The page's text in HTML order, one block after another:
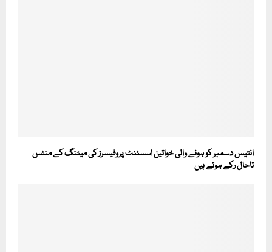
انتیس دسمبر کو ہونے والی خواتین اسسٹنٹ پروفیسرز کی میٹنگ کے منٹس
تاحال رکے ہوئے ہیں